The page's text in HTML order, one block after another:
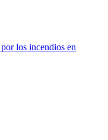
los incendios en